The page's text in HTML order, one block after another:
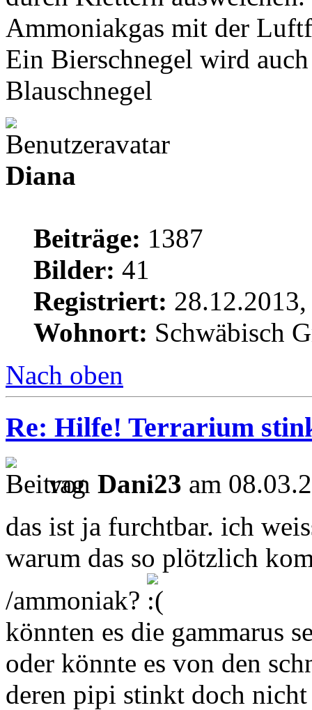
Ammoniakgas mit der
Ein Bierschnegel wird
Blauschnegel
Diana
Beiträge: 1387
Bilder: 41
Registriert:
Wohnort: Schwäbisch
Nach oben
Re: Hilfe! Terrarium
von Dani23 am
das ist ja furchtbar. ich
warum das so plötzlich
/ammoniak?
könnten es die gammarus
oder könnte es von den
deren pipi stinkt doch